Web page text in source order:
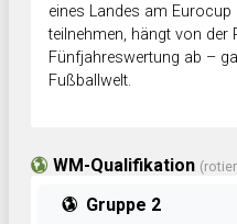
eines Landes am
teilnehmen, hängt von der
Fünfjahreswertung ab –
Fußballwelt.
WM-Qualifikation
Gruppe 2